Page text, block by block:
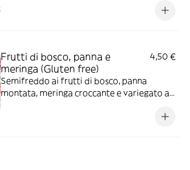
Frutti di bosco, panna e
meringa (Gluten free)
4,50 €
Semifreddo ai frutti di bosco, panna
montata, meringa croccante e variegato al